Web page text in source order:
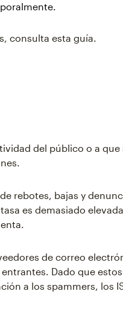
consulta esta guía.
del público o a que
rebotes, bajas y
es demasiado
de correo
Dado que
a los spammers, los